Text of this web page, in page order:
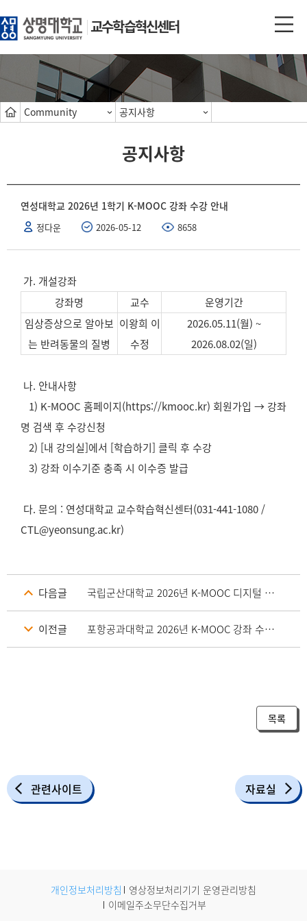
교수학습혁신센터
Community 공지사항
공지사항
연성대학교 2026년 1학기 K-MOOC 강좌 수강 안내
정다운 2026-05-12 8658
가. 개설강좌
강좌명
교수
운영기간
임상증상으로 알아보
는 반려동물의 질병
이왕희 이
수정
2026.05.11(월) ~
2026.08.02(일)
나. 안내사항
1) K-MOOC 홈페이지(https://kmooc.kr) 회원가입 → 강좌
명 검색 후 수강신청
2) [내 강의실]에서 [학습하기] 클릭 후 수강
3) 강좌 이수기준 충족 시 이수증 발급
다. 문의 : 연성대학교 교수학습혁신센터(031-441-1080 /
CTL@yeonsung.ac.kr)
다음글 국립군산대학교 2026년 K-MOOC 디지털 심화강좌 강좌 수강 안내
이전글 포항공과대학교 2026년 K-MOOC 강좌 수강 안내
목록
관련사이트 자료실
개인정보처리방침
영상정보처리기기 운영관리방침
이메일주소무단수집거부